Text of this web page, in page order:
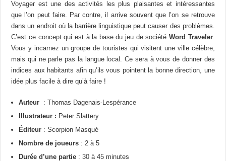
Voyager est une des activités les plus plaisantes et intéressantes
que l’on peut faire. Par contre, il arrive souvent que l’on se retrouve
dans un endroit où la barrière linguistique peut causer des problèmes.
C’est ce concept qui est à la base du jeu de sociétéWord Traveler.
Vous y incarnez un groupe de touristes qui visitent une ville célèbre,
mais qui ne parle pas la langue local. Ce sera à vous de donner des
indices aux habitants afin qu’ils vous pointent la bonne direction, une
idée plus facile à dire qu’à faire !
Auteur : Thomas Dagenais-Lespérance
Illustrateur : Peter Slattery
Éditeur : Scorpion Masqué
Nombre de joueurs : 2 à 5
Durée d’une partie : 30 à 45 minutes